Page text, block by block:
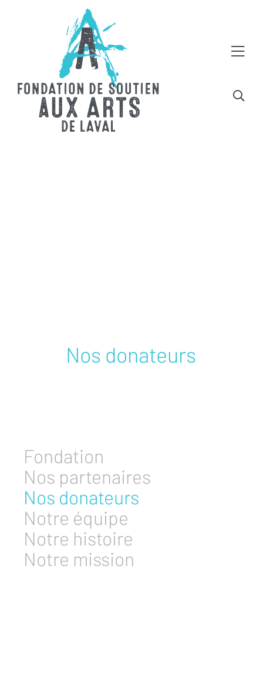
Nos donateurs
Fondation
Nos partenaires
Nos donateurs
Notre équipe
Notre histoire
Notre mission